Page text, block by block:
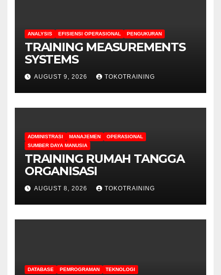
ANALYSIS EFISIENSI OPERASIONAL PENGUKURAN
TRAINING MEASUREMENTS
SYSTEMS
AUGUST 9, 2026 TOKOTRAINING
ADMINISTRASI MANAJEMEN
OPERASIONAL
SUMBER DAYA MANUSIA
TRAINING RUMAH TANGGA
ORGANISASI
AUGUST 8, 2026 TOKOTRAINING
DATABASE PEMROGRAMAN TEKNOLOGI